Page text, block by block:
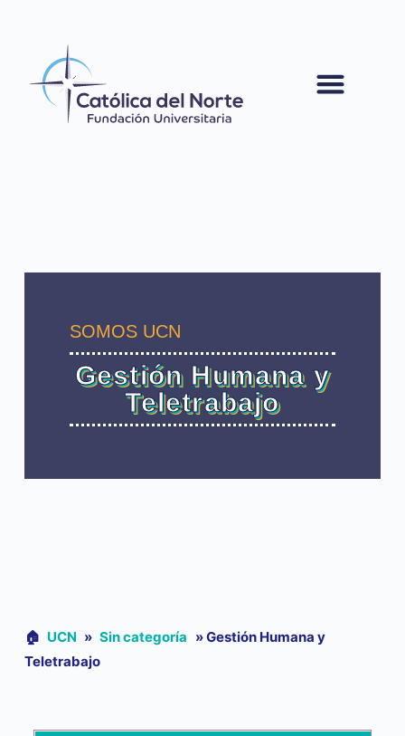
SOMOS UCN
Gestión Humana y
Teletrabajo
🏠︎ UCN » Sin categoría »Gestión Humana y
Teletrabajo